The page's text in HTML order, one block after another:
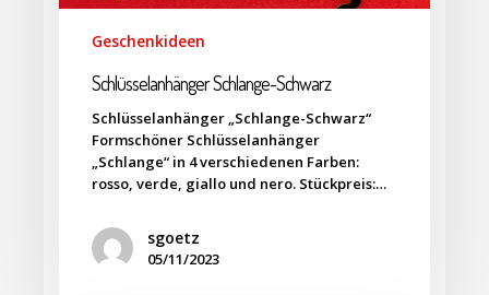
Geschenkideen
Schlüsselanhänger Schlange-Schwarz
Schlüsselanhänger „Schlange-Schwarz“
Formschöner Schlüsselanhänger
„Schlange“ in 4 verschiedenen Farben:
rosso, verde, giallo und nero. Stückpreis:…
sgoetz
05/11/2023